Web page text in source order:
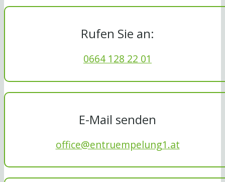
Rufen Sie an:
0664 128 22 01
E-Mail senden
office@entruempelung1.at